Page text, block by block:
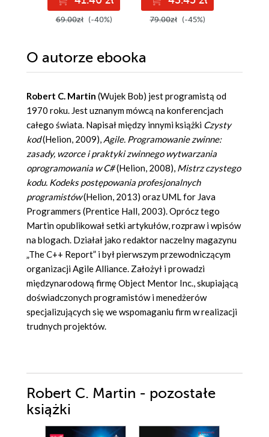
69.00zł (-40%) 79.00zł (-45%)
O autorze ebooka
Robert C. Martin (Wujek Bob) jest programistą od
1970 roku. Jest uznanym mówcą na konferencjach
całego świata. Napisał między innymi książki Czysty
kod(Helion, 2009), Agile. Programowanie zwinne:
zasady, wzorce i praktyki zwinnego wytwarzania
oprogramowania w C#(Helion, 2008), Mistrz czystego
kodu. Kodeks postępowania profesjonalnych
programistów(Helion, 2013) oraz UML for Java
Programmers (Prentice Hall, 2003). Oprócz tego
Martin opublikował setki artykułów, rozpraw i wpisów
na blogach. Działał jako redaktor naczelny magazynu
„The C++ Report” i był pierwszym przewodniczącym
organizacji Agile Alliance. Założył i prowadzi
międzynarodową firmę Object Mentor Inc., skupiającą
doświadczonych programistów i menedżerów
specjalizujących się we wspomaganiu firm w realizacji
trudnych projektów.
Robert C. Martin - pozostałe
książki